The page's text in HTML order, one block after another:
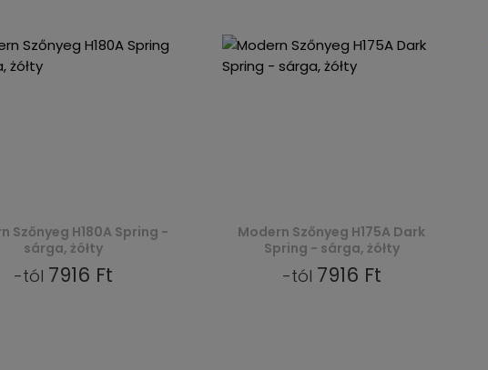
Szőnyeg H180A Spring -
sárga, żółty
-tól 7916 Ft
Modern Szőnyeg H175A Dark
Spring - sárga, żółty
-tól 7916 Ft